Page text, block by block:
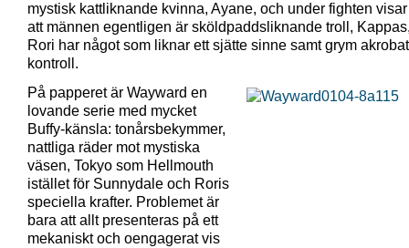
mystisk kattliknande kvinna, Ayane, och under fighten
att männen egentligen är sköldpaddsliknande troll,
Rori har något som liknar ett sjätte sinne samt grym
kontroll.
På papperet är Wayward en
lovande serie med mycket
Buffy-känsla: tonårsbekymmer,
nattliga räder mot mystiska
väsen, Tokyo som Hellmouth
istället för Sunnydale och Roris
speciella krafter. Problemet är
bara att allt presenteras på ett
mekaniskt och oengagerat vis